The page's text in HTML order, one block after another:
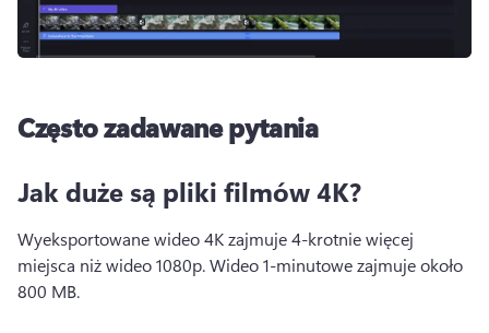
Często zadawane pytania
Jak duże są pliki filmów 4K?
Wyeksportowane wideo 4K zajmuje 4-krotnie więcej
miejsca niż wideo 1080p. Wideo 1-minutowe zajmuje około
800 MB.